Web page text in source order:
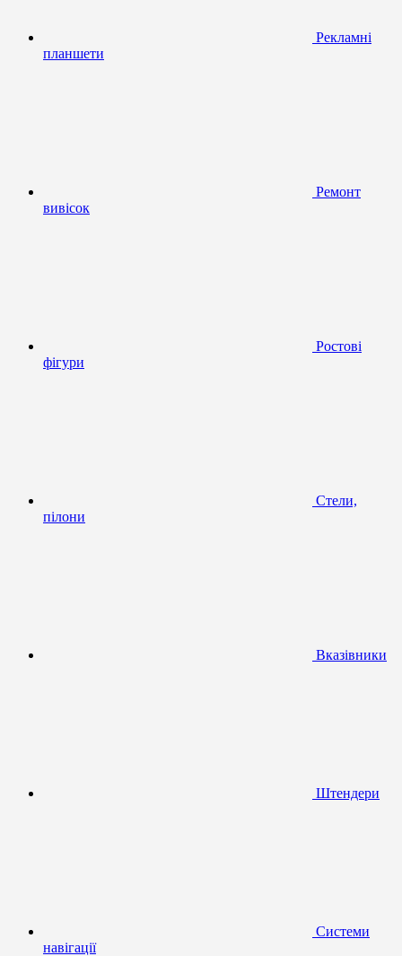
Рекламні
планшети
Ремонт
вивісок
Ростові
фігури
Стели,
пілони
Вказівники
Штендери
Системи
навігації